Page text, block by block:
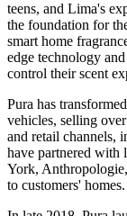
teens, and Lima's
the foundation for
smart home
edge technology
control their scent
Pura has
vehicles, selling
and retail channels,
have partnered with
York,
to customers' homes.